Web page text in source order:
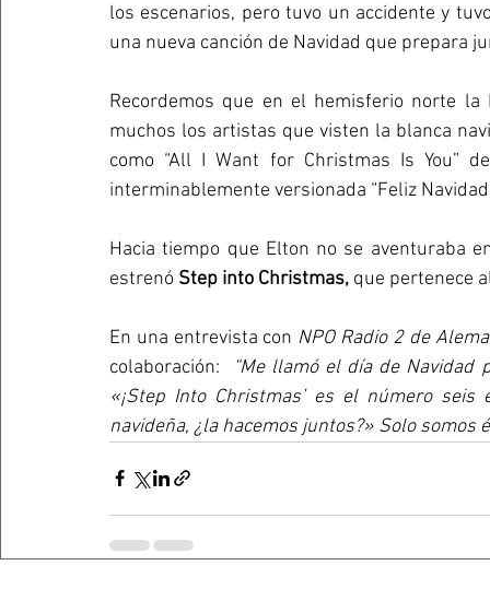
los escenarios, pero tuvo un accidente y
una nueva canción de Navidad que prepara
Recordemos que en el hemisferio norte
muchos los artistas que visten la blanca
como “All I Want for Christmas Is You”
interminablemente versionada “Feliz
Hacia tiempo que Elton no se aventuraba
estrenó Step into Christmas, que pertenece
En una entrevista con NPO Radio 2 de
colaboración:
“Me llamó el día de Navidad
«¡Step Into Christmas’ es el número
navideña, ¿la hacemos juntos?» Solo somos